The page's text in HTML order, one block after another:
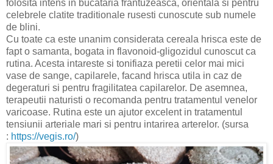
folosita intens in bucataria frantuzeasca, orientala si pentru
celebrele clatite traditionale rusesti cunoscute sub numele
de blini.
Cu toate ca este unanim considerata cereala hrisca este de
fapt o samanta, bogata in flavonoid-gligozidul cunoscut ca
rutina. Acesta intareste si tonifiaza peretii celor mai mici
vase de sange, capilarele, facand hrisca utila in caz de
degeraturi si pentru fragilitatea capilarelor. De asemnea,
terapeutii naturisti o recomanda pentru tratamentul venelor
varicoase. Rutina este un ajutor excelent in tratamentul
tensiunii arteriale mari si pentru intarirea arterelor. (sursa
: https://vegis.ro/)